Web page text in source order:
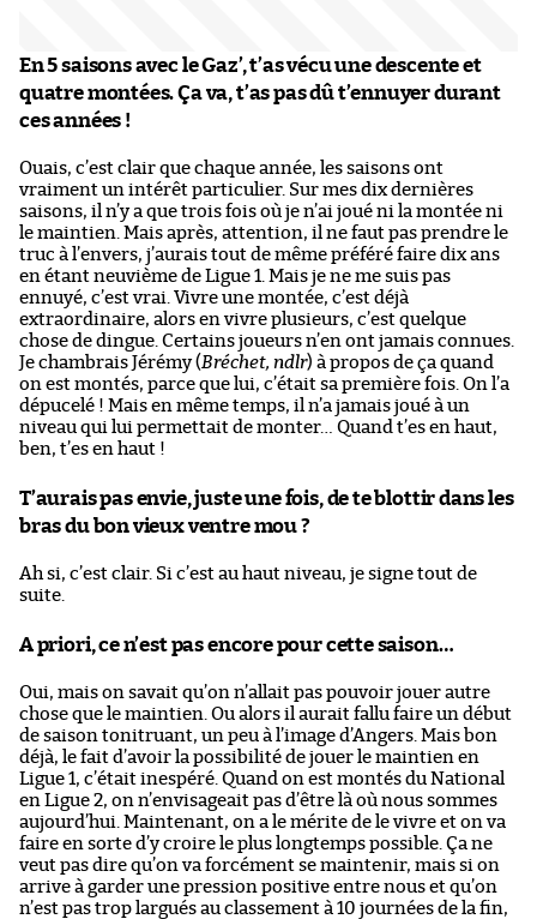
En 5 saisons avec le Gaz’, t’as vécu une descente et
quatre montées. Ça va, t’as pas dû t’ennuyer durant
ces années !
Ouais, c’est clair que chaque année, les saisons ont
vraiment un intérêt particulier. Sur mes dix dernières
saisons, il n’y a que trois fois où je n’ai joué ni la montée ni
le maintien. Mais après, attention, il ne faut pas prendre le
truc à l’envers, j’aurais tout de même préféré faire dix ans
en étant neuvième de Ligue 1. Mais je ne me suis pas
ennuyé, c’est vrai. Vivre une montée, c’est déjà
extraordinaire, alors en vivre plusieurs, c’est quelque
chose de dingue. Certains joueurs n’en ont jamais connues.
Je chambrais Jérémy ( Bréchet, ndlr) à propos de ça quand
on est montés, parce que lui, c’était sa première fois. On l’a
dépucelé ! Mais en même temps, il n’a jamais joué à un
niveau qui lui permettait de monter… Quand t’es en haut,
ben, t’es en haut !
T’aurais pas envie, juste une fois, de te blottir dans les
bras du bon vieux ventre mou ?
Ah si, c’est clair. Si c’est au haut niveau, je signe tout de
suite.
A priori, ce n’est pas encore pour cette saison…
Oui, mais on savait qu’on n’allait pas pouvoir jouer autre
chose que le maintien. Ou alors il aurait fallu faire un début
de saison tonitruant, un peu à l’image d’Angers. Mais bon
déjà, le fait d’avoir la possibilité de jouer le maintien en
Ligue 1, c’était inespéré. Quand on est montés du National
en Ligue 2, on n’envisageait pas d’être là où nous sommes
aujourd’hui. Maintenant, on a le mérite de le vivre et on va
faire en sorte d’y croire le plus longtemps possible. Ça ne
veut pas dire qu’on va forcément se maintenir, mais si on
arrive à garder une pression positive entre nous et qu’on
n’est pas trop largués au classement à 10 journées de la fin,